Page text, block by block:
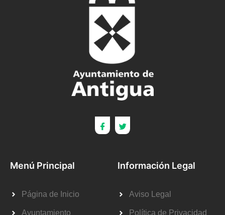
Menú Principal
Página de Inicio
Ayuntamiento
Información Legal
Aviso Legal
Política de Privacidad